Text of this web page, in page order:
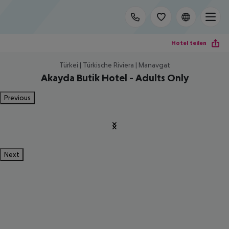
Hotel teilen
Türkei | Türkische Riviera | Manavgat
Akayda Butik Hotel - Adults Only
Previous
Next